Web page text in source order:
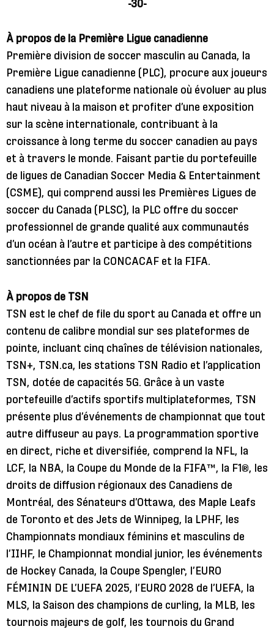
-30-
À propos de la Première Ligue canadienne
Première division de soccer masculin au Canada, la
Première Ligue canadienne (PLC), procure aux joueurs
canadiens une plateforme nationale où évoluer au plus
haut niveau à la maison et profiter d’une exposition
sur la scène internationale, contribuant à la
croissance à long terme du soccer canadien au pays
et à travers le monde. Faisant partie du portefeuille
de ligues de Canadian Soccer Media & Entertainment
(CSME), qui comprend aussi les Premières Ligues de
soccer du Canada (PLSC), la PLC offre du soccer
professionnel de grande qualité aux communautés
d’un océan à l’autre et participe à des compétitions
sanctionnées par la CONCACAF et la FIFA.
À propos de TSN
TSN est le chef de file du sport au Canada et offre un
contenu de calibre mondial sur ses plateformes de
pointe, incluant cinq chaînes de télévision nationales,
TSN+, TSN.ca, les stations TSN Radio et l’application
TSN, dotée de capacités 5G. Grâce à un vaste
portefeuille d’actifs sportifs multiplateformes, TSN
présente plus d’événements de championnat que tout
autre diffuseur au pays. La programmation sportive
en direct, riche et diversifiée, comprend la NFL, la
LCF, la NBA, la Coupe du Monde de la FIFA™, la F1®, les
droits de diffusion régionaux des Canadiens de
Montréal, des Sénateurs d’Ottawa, des Maple Leafs
de Toronto et des Jets de Winnipeg, la LPHF, les
Championnats mondiaux féminins et masculins de
l’IIHF, le Championnat mondial junior, les événements
de Hockey Canada, la Coupe Spengler, l’EURO
FÉMININ DE L’UEFA 2025, l’EURO 2028 de l’UEFA, la
MLS, la Saison des champions de curling, la MLB, les
tournois majeurs de golf, les tournois du Grand